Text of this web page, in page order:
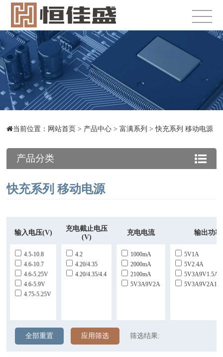
当前位置： 网站首页 > 产品中心 >富满系列 >快充系列 移动电源
产品分类
快充系列 移动电源
输入电压(V)
充电截止电压
(V)
充电电流 输出功率
4.5-10.8
4.6-10.7
4.6-5.25V
4.6-5.9V
4.75-5.25V
4.2
4.20/4.35
4.20/4.35/4.4
1000mA
2000mA
2100mA
5V3A9V2A
5V1A
5V2.4A
全部重置 应用筛选 筛选结果: